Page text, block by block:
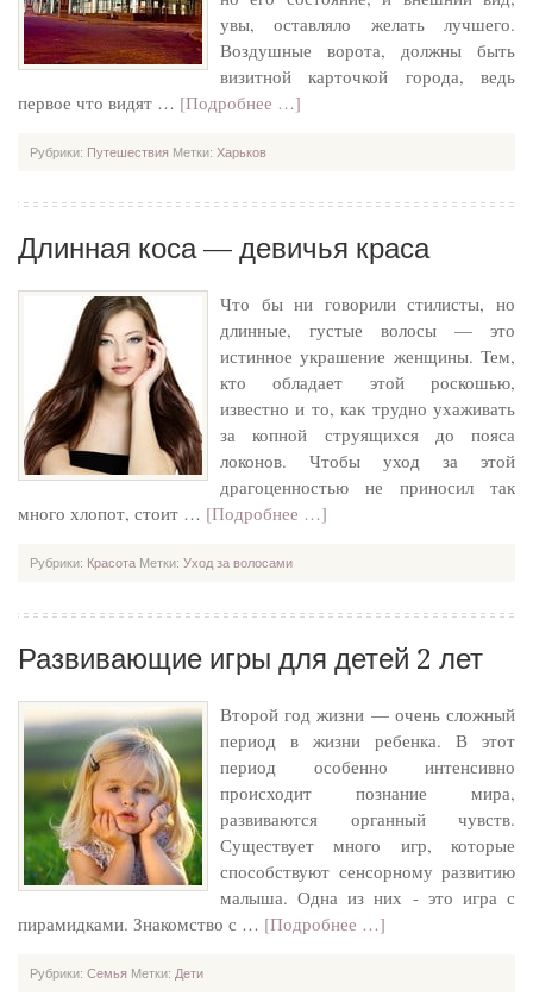
увы, оставляло желать лучшего.
Воздушные ворота, должны быть
визитной карточкой города, ведь
первое что видят … [Подробнее …]
Рубрики: Путешествия Метки: Харьков
Длинная коса — девичья краса
Что бы ни говорили стилисты, но
длинные, густые волосы — это
истинное украшение женщины. Тем,
кто обладает этой роскошью,
известно и то, как трудно ухаживать
за копной струящихся до пояса
локонов. Чтобы уход за этой
драгоценностью не приносил так
много хлопот, стоит … [Подробнее …]
Рубрики: Красота Метки: Уход за волосами
Развивающие игры для детей 2 лет
Второй год жизни — очень сложный
период в жизни ребенка. В этот
период особенно интенсивно
происходит познание мира,
развиваются органный чувств.
Существует много игр, которые
способствуют сенсорному развитию
малыша. Одна из них - это игра с
пирамидками. Знакомство с … [Подробнее …]
Рубрики: Семья Метки: Дети